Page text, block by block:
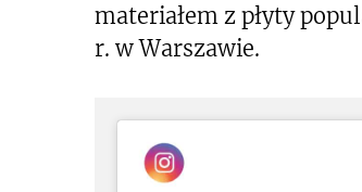
materiałem z płyty
r. w Warszawie.